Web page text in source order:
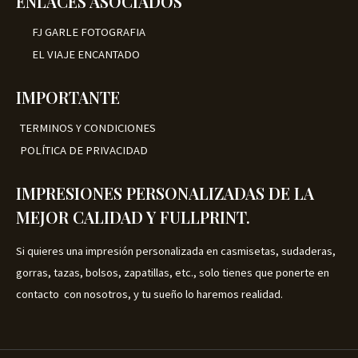
FJ GARLE FOTOGRAFIA
EL VIAJE ENCANTADO
IMPORTANTE
TERMINOS Y CONDICIONES
POLÍTICA DE PRIVACIDAD
IMPRESIONES PERSONALIZADAS DE LA
MEJOR CALIDAD Y FULLPRINT.
Si quieres una impresión personalizada en casmisetas, sudaderas,
gorras, tazas, bolsos, zapatillas, etc., solo tienes que ponerte en
contacto con nosotros, y tu sueño lo haremos realidad.